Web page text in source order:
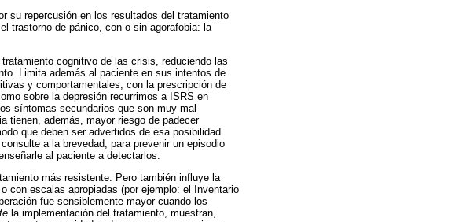
su repercusión en los resultados del tratamiento
trastorno de pánico, con o sin agorafobia: la
tratamiento cognitivo de las crisis, reduciendo las
Limita además al paciente en sus intentos de
y comportamentales, con la prescripción de
sobre la depresión recurrimos a ISRS en
síntomas secundarios que son muy mal
tienen, además, mayor riesgo de padecer
que deben ser advertidos de esa posibilidad
a la brevedad, para prevenir un episodio
al paciente a detectarlos.
más resistente. Pero también influye la
con escalas apropiadas (por ejemplo: el Inventario
fue sensiblemente mayor cuando los
la implementación del tratamiento, muestran,